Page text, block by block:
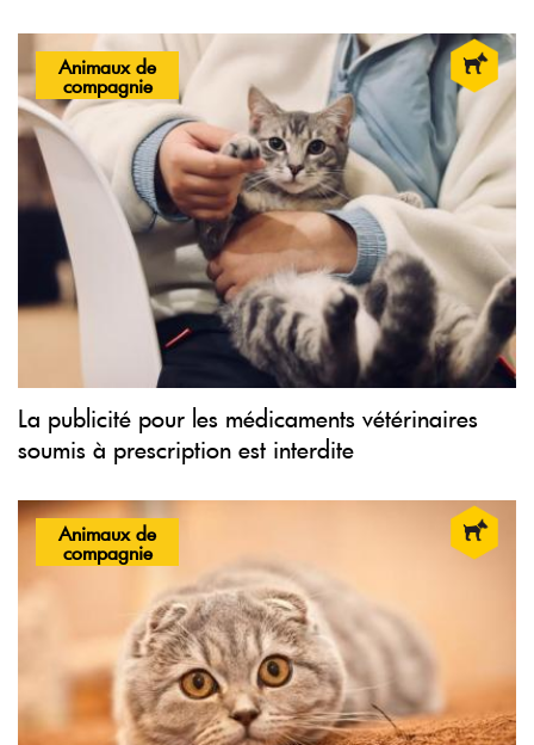
Animaux de
compagnie
La publicité pour les médicaments vétérinaires
soumis à prescription est interdite
Animaux de
compagnie